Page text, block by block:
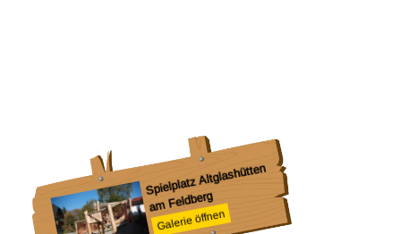
Spielplatz Altglashütten
a
m Feldberg
Galerie öffnen